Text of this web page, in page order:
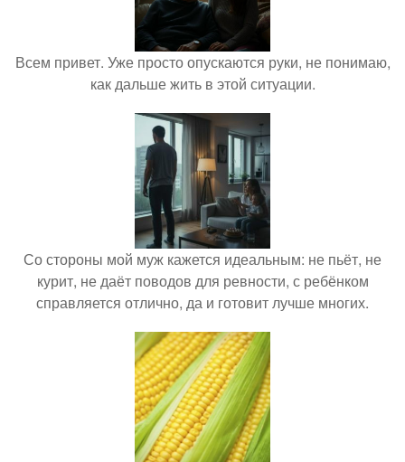
Всем привет. Уже просто опускаются руки, не понимаю,
как дальше жить в этой ситуации.
Со стороны мой муж кажется идеальным: не пьёт, не
курит, не даёт поводов для ревности, с ребёнком
справляется отлично, да и готовит лучше многих.